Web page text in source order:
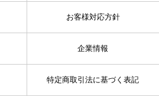
お客様対応方針
企業情報
特定商取引法に基づく表記